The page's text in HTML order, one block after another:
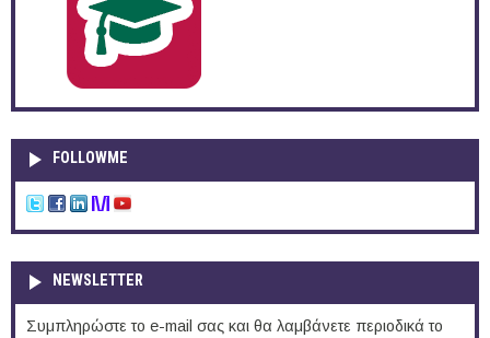
FOLLOWME
NEWSLETTER
Συμπληρώστε το e-mail σας και θα λαμβάνετε περιοδικά το